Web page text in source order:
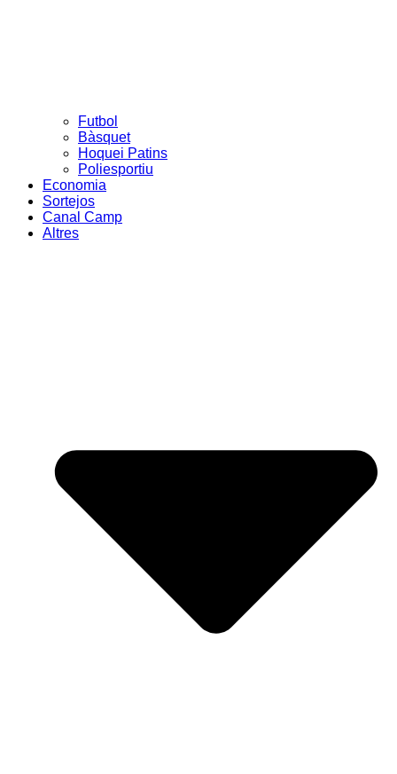
Futbol
Bàsquet
Hoquei Patins
Poliesportiu
Economia
Sortejos
Canal Camp
Altres